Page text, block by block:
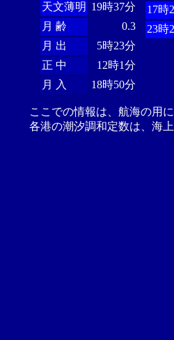
天文薄明 19時37分
月 齢
0.3
月 出
5時23分
正 中
12時1分
月 入
18時50分
17時
23時
ここでの情報は、航海の用
各港の潮汐調和定数は、海